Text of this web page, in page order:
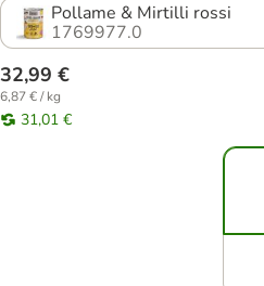
Pollame & Mirtilli rossi
1769977.0
32,99 €
6,87 € / kg
31,01 €